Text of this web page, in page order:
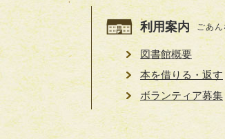
利用案内 ごあ
図書館概要
本を借りる・返す
ボランティア募集